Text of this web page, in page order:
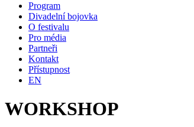
Program
Divadelní bojovka
O festivalu
Pro média
Partneři
Kontakt
Přístupnost
EN
WORKSHOP